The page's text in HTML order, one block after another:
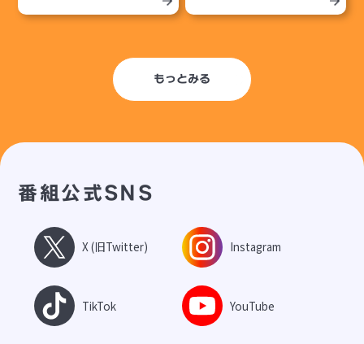
もっとみる
番組公式SNS
X (旧Twitter) Instagram
TikTok YouTube